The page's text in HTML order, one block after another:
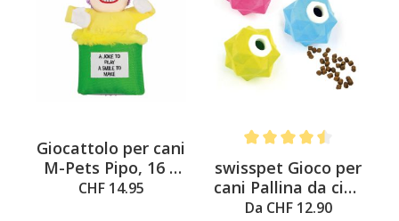
Giocattolo per cani
M-Pets Pipo, 16 x
4,5 x 26 cm
CHF 14.95
swisspet Gioco per
cani Pallina da cibo
MOSTRO
Da CHF 12.90